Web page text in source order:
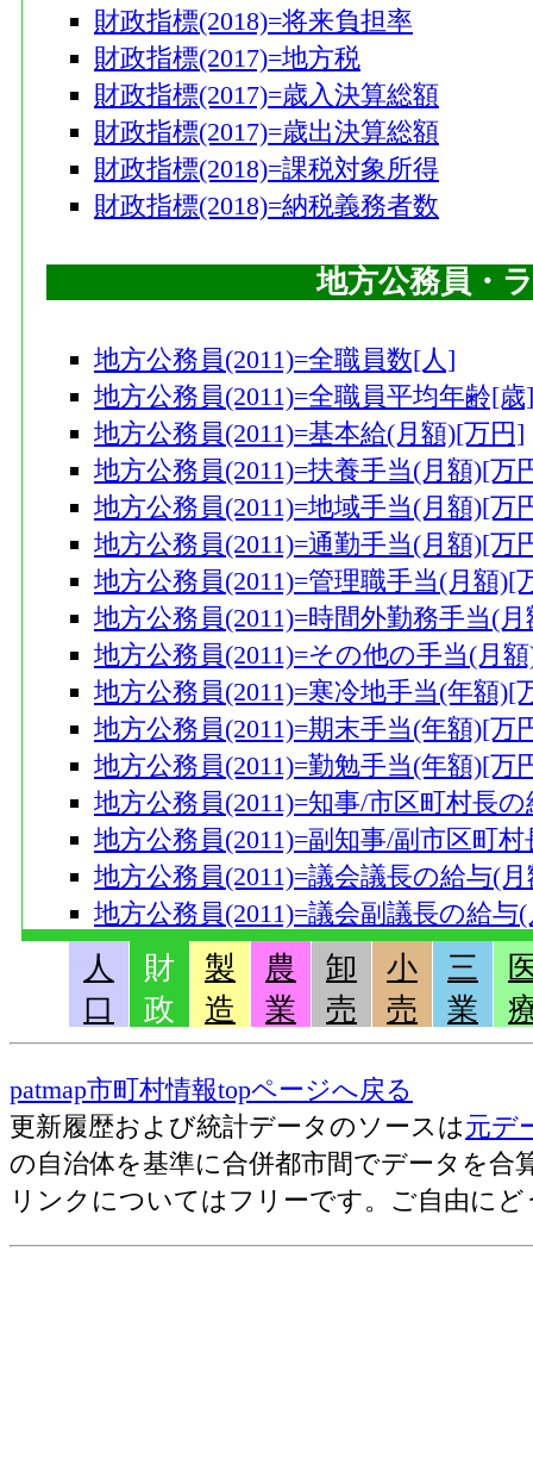
財政指標(2018)=将来負担率
財政指標(2017)=地方税
財政指標(2017)=歳入決算総額
財政指標(2017)=歳出決算総額
財政指標(2018)=課税対象所得
財政指標(2018)=納税義務者数
地方公務員・
地方公務員(2011)=全職員数[人]
地方公務員(2011)=全職員平均年齢[歳]
地方公務員(2011)=基本給(月額)[万円]
地方公務員(2011)=扶養手当(月額)[万
地方公務員(2011)=地域手当(月額)[万
地方公務員(2011)=通勤手当(月額)[万
地方公務員(2011)=管理職手当(月額)[
地方公務員(2011)=時間外勤務手当(
地方公務員(2011)=その他の手当(月
地方公務員(2011)=寒冷地手当(年額)[
地方公務員(2011)=期末手当(年額)[万
地方公務員(2011)=勤勉手当(年額)[万
地方公務員(2011)=知事/市区町村長
地方公務員(2011)=副知事/副市区町
地方公務員(2011)=議会議長の給与(
地方公務員(2011)=議会副議長の給与
地方公務員(2011)=議会議員の給与(
地方公務員(2011)=教育長の給与(月
地方公務員(2011)=年収[万円]
地方公務員(2011)=一万人あたりの職
地方公務員(2011)=一人あたりの人
古いラン
人
口
財
政
製
造
農
業
卸
売
小
売
三
業
patmap市町村情報topページへ戻る
更新履歴および統計データのソースは元デ
の自治体を基準に合併都市間でデータを合
リンクについてはフリーです。ご自由にど